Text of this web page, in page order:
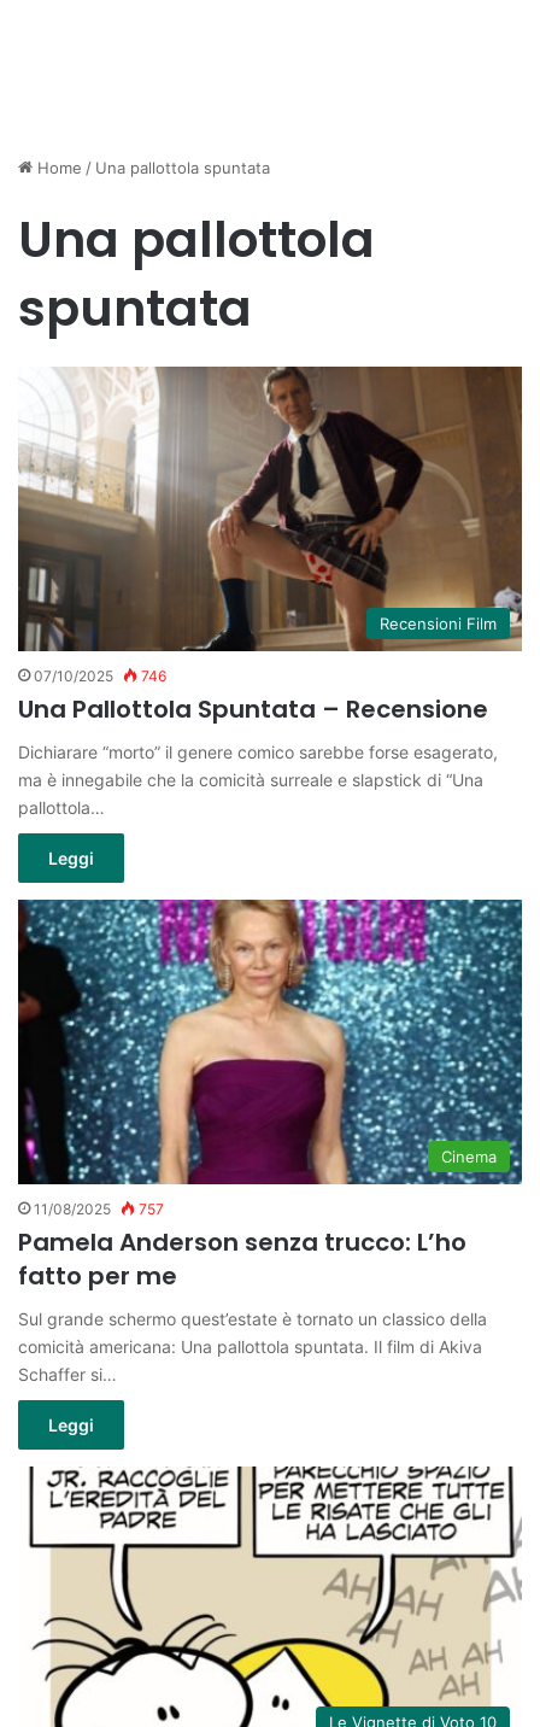
Home / Una pallottola spuntata
Una pallottola
spuntata
Recensioni Film
07/10/2025 746
Una Pallottola Spuntata – Recensione
Dichiarare “morto” il genere comico sarebbe forse esagerato,
ma è innegabile che la comicità surreale e slapstick di “Una
pallottola…
Leggi
Cinema
11/08/2025 757
Pamela Anderson senza trucco: L’ho
fatto per me
Sul grande schermo quest’estate è tornato un classico della
comicità americana: Una pallottola spuntata. Il film di Akiva
Schaffer si…
Leggi
Le Vignette di Voto 10